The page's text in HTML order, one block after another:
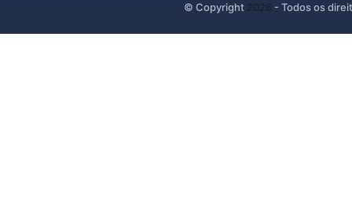
© Copyright 2026 - Todos os